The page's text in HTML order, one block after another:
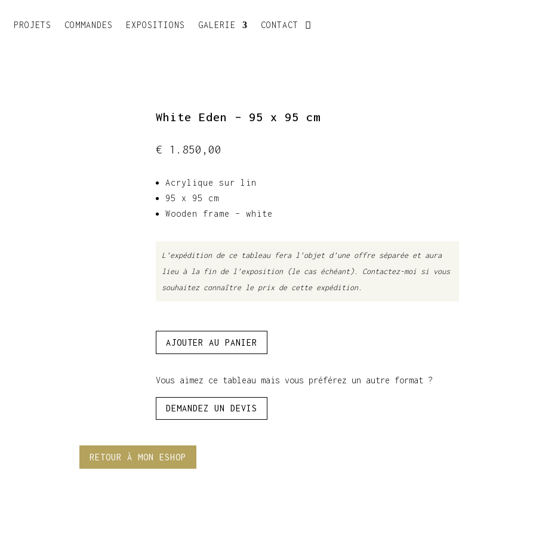
PROJETS COMMANDES EXPOSITIONS GALERIE CONTACT
White Eden – 95 x 95 cm
€ 1.850,00
Acrylique sur lin
95 x 95 cm
Wooden frame – white
L’expédition de ce tableau fera l’objet d’une offre séparée et aura
lieu à la fin de l’exposition (le cas échéant). Contactez-moi si vous
souhaitez connaître le prix de cette expédition.
Eden
x
cm
AJOUTER AU PANIER
Vous aimez ce tableau mais vous préférez un autre format ?
DEMANDEZ UN DEVIS
RETOUR À MON ESHOP